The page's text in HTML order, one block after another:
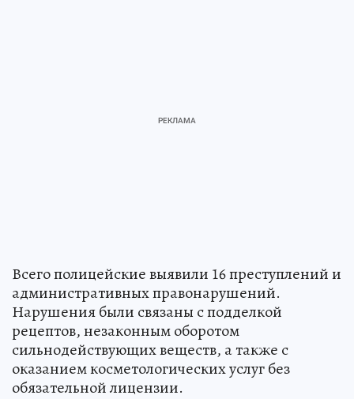
Всего полицейские выявили 16 преступлений и
административных правонарушений.
Нарушения были связаны с подделкой
рецептов, незаконным оборотом
сильнодействующих веществ, а также с
оказанием косметологических услуг без
обязательной лицензии.